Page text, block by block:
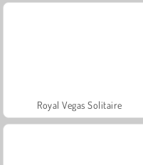
Royal Vegas Solitaire